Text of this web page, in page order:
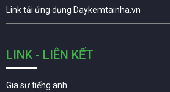
Link tải ứng dụng Daykemtainha.vn
LINK - LIÊN KẾT
Gia sư tiếng anh